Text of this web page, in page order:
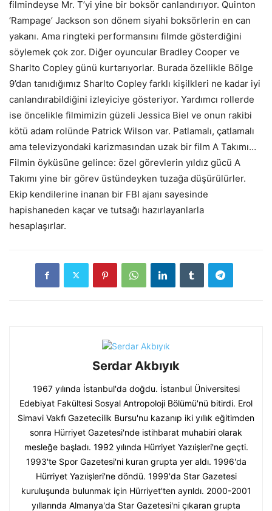
filmindeyse Mr. T’yi yine bir boksör canlandırıyor. Quinton
‘Rampage’ Jackson son dönem siyahi boksörlerin en can
yakanı. Ama ringteki performansını filmde gösterdiğini
söylemek çok zor. Diğer oyuncular Bradley Cooper ve
Sharlto Copley günü kurtarıyorlar. Burada özellikle Bölge
9’dan tanıdığımız Sharlto Copley farklı kişilkleri ne kadar iyi
canlandırabildiğini izleyiciye gösteriyor. Yardımcı rollerde
ise öncelikle filmimizin güzeli Jessica Biel ve onun rakibi
kötü adam rolünde Patrick Wilson var. Patlamalı, çatlamalı
ama televizyondaki karizmasından uzak bir film A Takımı…
Filmin öyküsüne gelince: özel görevlerin yıldız gücü A
Takımı yine bir görev üstündeyken tuzağa düşürülürler.
Ekip kendilerine inanan bir FBI ajanı sayesinde
hapishaneden kaçar ve tutsağı hazırlayanlarla
hesaplaşırlar.
Serdar Akbıyık
1967 yılında İstanbul'da doğdu. İstanbul Üniversitesi
Edebiyat Fakültesi Sosyal Antropoloji Bölümü'nü bitirdi. Erol
Simavi Vakfı Gazetecilik Bursu'nu kazanıp iki yıllık eğitimden
sonra Hürriyet Gazetesi'nde istihbarat muhabiri olarak
mesleğe başladı. 1992 yılında Hürriyet Yazıişleri'ne geçti.
1993'te Spor Gazetesi'ni kuran grupta yer aldı. 1996'da
Hürriyet Yazıişleri'ne döndü. 1999'da Star Gazetesi
kuruluşunda bulunmak için Hürriyet'ten ayrıldı. 2000-2001
yıllarında Almanya'da Star Gazetesi'ni çıkaran grupta